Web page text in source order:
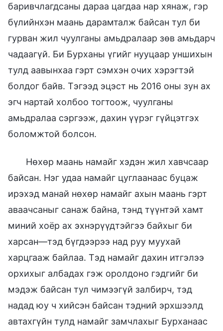
баривчлагдсаны дараа цагдаа нар хянаж, гэр
бүлийнхэн маань дарамталж байсан тул би
гурван жил чуулганы амьдралаар зөв амьдарч
чадаагүй. Би Бурханы үгийг нууцаар уншихын
тулд аавынхаа гэрт сэмхэн очих хэрэгтэй
болдог байв. Тэгээд эцэст нь 2016 оны зун ах
эгч нартай холбоо тогтоож, чуулганы
амьдралаа сэргээж, дахин үүрэг гүйцэтгэх
боломжтой болсон.
Нөхөр маань намайг хэдэн жил хавчсаар
байсан. Нэг удаа намайг цуглаанаас буцаж
ирэхэд манай нөхөр намайг ахын маань гэрт
аваачсаныг санаж байна, тэнд түүнтэй хамт
миний хоёр ах эхнэрүүдтэйгээ байхыг би
харсан—тэд бүгдээрээ над руу муухай
харцгааж байлаа. Тэд намайг дахин итгэлээ
орхихыг албадах гэж оролдоно гэдгийг би
мэдэж байсан тул чимээгүй залбирч, тэд
надад юу ч хийсэн байсан тэдний эрхшээлд
автахгүйн тулд намайг замчлахыг Бурханаас